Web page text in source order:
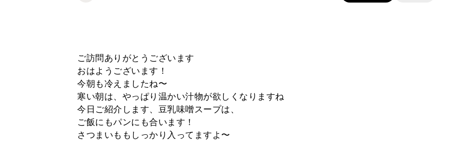
ご訪問ありがとうございます
おはようございます！
今朝も冷えましたね〜
寒い朝は、やっぱり温かい汁物が欲しくなりますね
今日ご紹介します、豆乳味噌スープは、
ご飯にもパンにも合います！
さつまいももしっかり入ってますよ〜